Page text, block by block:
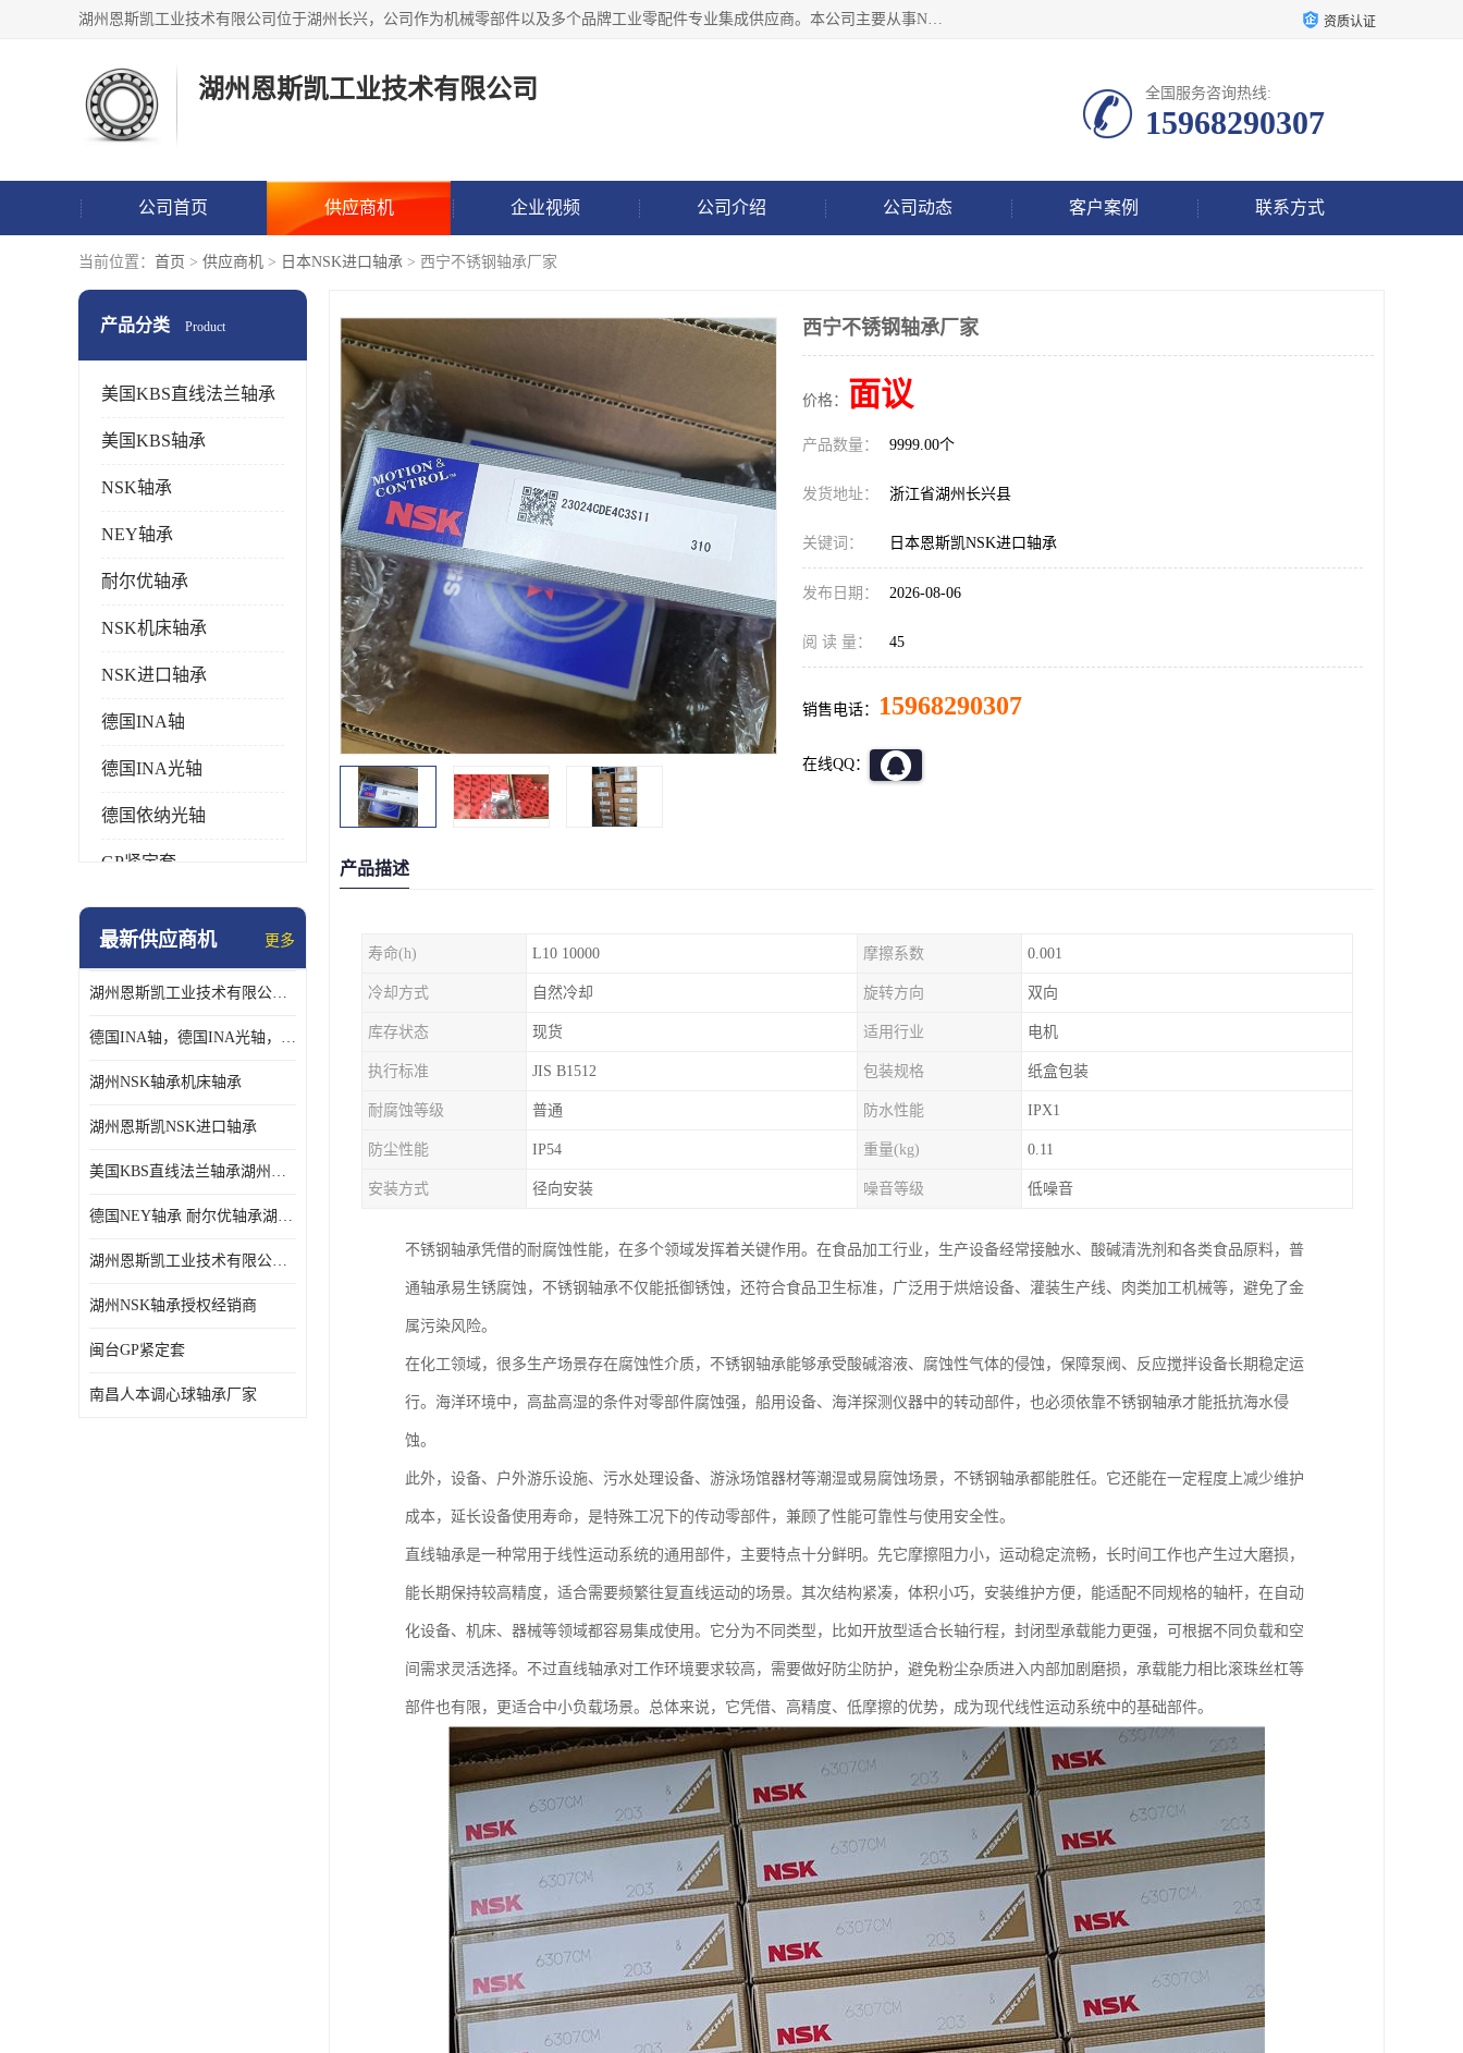
湖州恩斯凯工业技术有限公司位于湖州长兴，公司作为机械零部件以及多个品牌工业零配件专业集成供应商。本公司主要从事NSK进口轴承、SKF进口轴承、FAG进口轴承、NTN进口轴承、国产轴承：ZWZ、HRB、C&U轴承外球面轴承、导轨、丝杠、滑块、 润滑油、工业皮带及其他工业零部件的销售. 资质认证
湖州恩斯凯工业技术有限公司 全国服务咨询热线:
15968290307
公司首页 供应商机 企业视频 公司介绍 公司动态 客户案例 联系方式
当前位置： 首页 > 供应商机 > 日本NSK进口轴承 > 西宁不锈钢轴承厂家
产品分类 Product
美国KBS直线法兰轴承
美国KBS轴承
NSK轴承
NEY轴承
耐尔优轴承
NSK机床轴承
NSK进口轴承
德国INA轴
德国INA光轴
德国依纳光轴
GP紧定套
SKF轴承
日本NSK进口轴承
德国INA进口轴承
最新供应商机 更多
湖州恩斯凯工业技术有限公司 湖州NSK轴承
德国INA轴，德国INA光轴，德国依纳光轴
湖州NSK轴承机床轴承
湖州恩斯凯NSK进口轴承
美国KBS直线法兰轴承湖州KBS轴承
德国NEY轴承 耐尔优轴承湖州代理商
湖州恩斯凯工业技术有限公司NSK轴承*经销商
湖州NSK轴承授权经销商
闽台GP紧定套
南昌人本调心球轴承厂家
西宁不锈钢轴承厂家
价格： 面议
产品数量： 9999.00个
发货地址： 浙江省湖州长兴县
关键词： 日本恩斯凯NSK进口轴承
发布日期： 2026-08-06
阅 读 量： 45
销售电话： 15968290307
在线QQ：
产品描述
寿命(h) L10 10000 摩擦系数 0.001
冷却方式 自然冷却 旋转方向 双向
库存状态 现货 适用行业 电机
执行标准 JIS B1512 包装规格 纸盒包装
耐腐蚀等级 普通 防水性能 IPX1
防尘性能 IP54 重量(kg) 0.11
安装方式 径向安装 噪音等级 低噪音
不锈钢轴承凭借的耐腐蚀性能，在多个领域发挥着关键作用。在食品加工行业，生产设备经常接触水、酸碱清洗剂和各类食品原料，普
通轴承易生锈腐蚀，不锈钢轴承不仅能抵御锈蚀，还符合食品卫生标准，广泛用于烘焙设备、灌装生产线、肉类加工机械等，避免了金
属污染风险。
在化工领域，很多生产场景存在腐蚀性介质，不锈钢轴承能够承受酸碱溶液、腐蚀性气体的侵蚀，保障泵阀、反应搅拌设备长期稳定运
行。海洋环境中，高盐高湿的条件对零部件腐蚀强，船用设备、海洋探测仪器中的转动部件，也必须依靠不锈钢轴承才能抵抗海水侵
蚀。
此外，设备、户外游乐设施、污水处理设备、游泳场馆器材等潮湿或易腐蚀场景，不锈钢轴承都能胜任。它还能在一定程度上减少维护
成本，延长设备使用寿命，是特殊工况下的传动零部件，兼顾了性能可靠性与使用安全性。
直线轴承是一种常用于线性运动系统的通用部件，主要特点十分鲜明。先它摩擦阻力小，运动稳定流畅，长时间工作也产生过大磨损，
能长期保持较高精度，适合需要频繁往复直线运动的场景。其次结构紧凑，体积小巧，安装维护方便，能适配不同规格的轴杆，在自动
化设备、机床、器械等领域都容易集成使用。它分为不同类型，比如开放型适合长轴行程，封闭型承载能力更强，可根据不同负载和空
间需求灵活选择。不过直线轴承对工作环境要求较高，需要做好防尘防护，避免粉尘杂质进入内部加剧磨损，承载能力相比滚珠丝杠等
部件也有限，更适合中小负载场景。总体来说，它凭借、高精度、低摩擦的优势，成为现代线性运动系统中的基础部件。